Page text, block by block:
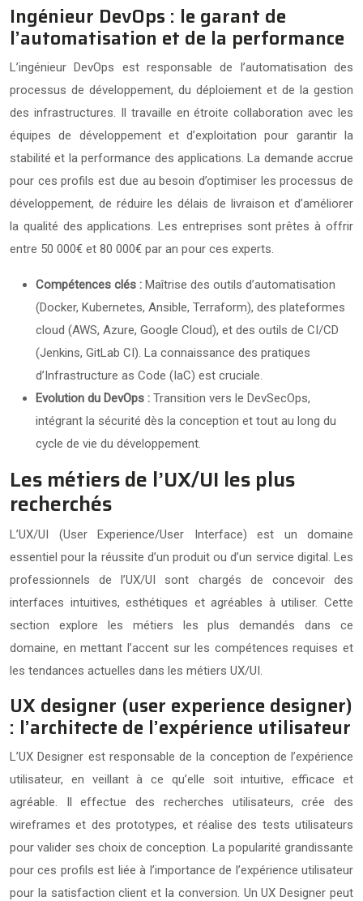
Ingénieur DevOps : le garant de
l’automatisation et de la performance
L’ingénieur DevOps est responsable de l’automatisation des
processus de développement, du déploiement et de la gestion
des infrastructures. Il travaille en étroite collaboration avec les
équipes de développement et d’exploitation pour garantir la
stabilité et la performance des applications. La demande accrue
pour ces profils est due au besoin d’optimiser les processus de
développement, de réduire les délais de livraison et d’améliorer
la qualité des applications. Les entreprises sont prêtes à offrir
entre 50 000€ et 80 000€ par an pour ces experts.
Compétences clés : Maîtrise des outils d’automatisation
(Docker, Kubernetes, Ansible, Terraform), des plateformes
cloud (AWS, Azure, Google Cloud), et des outils de CI/CD
(Jenkins, GitLab CI). La connaissance des pratiques
d’Infrastructure as Code (IaC) est cruciale.
Evolution du DevOps : Transition vers le DevSecOps,
intégrant la sécurité dès la conception et tout au long du
cycle de vie du développement.
Les métiers de l’UX/UI les plus
recherchés
L’UX/UI (User Experience/User Interface) est un domaine
essentiel pour la réussite d’un produit ou d’un service digital. Les
professionnels de l’UX/UI sont chargés de concevoir des
interfaces intuitives, esthétiques et agréables à utiliser. Cette
section explore les métiers les plus demandés dans ce
domaine, en mettant l’accent sur les compétences requises et
les tendances actuelles dans les métiers UX/UI.
UX designer (user experience designer)
: l’architecte de l’expérience utilisateur
L’UX Designer est responsable de la conception de l’expérience
utilisateur, en veillant à ce qu’elle soit intuitive, efficace et
agréable. Il effectue des recherches utilisateurs, crée des
wireframes et des prototypes, et réalise des tests utilisateurs
pour valider ses choix de conception. La popularité grandissante
pour ces profils est liée à l’importance de l’expérience utilisateur
pour la satisfaction client et la conversion. Un UX Designer peut